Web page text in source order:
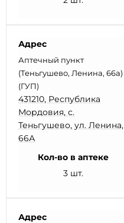
Адрес
Аптечный пункт
(Теньгушево, Ленина, 66а)
(ГУП)
431210, Республика
Мордовия, с.
Теньгушево, ул. Ленина,
66А
Кол-во в аптеке
3 шт.
Адрес